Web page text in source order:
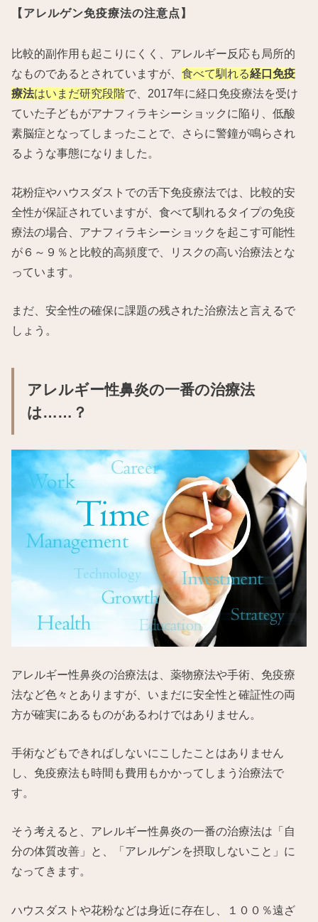
【アレルゲン免疫療法の注意点】
比較的副作用も起こりにくく、アレルギー反応も局所的
なものであるとされていますが、食べて馴れる経口免疫
療法はいまだ研究段階で、2017年に経口免疫療法を受け
ていた子どもがアナフィラキシーショックに陥り、低酸
素脳症となってしまったことで、さらに警鐘が鳴らされ
るような事態になりました。
花粉症やハウスダストでの舌下免疫療法では、比較的安
全性が保証されていますが、食べて馴れるタイプの免疫
療法の場合、アナフィラキシーショックを起こす可能性
が６～９％と比較的高頻度で、リスクの高い治療法とな
っています。
まだ、安全性の確保に課題の残された治療法と言えるで
しょう。
アレルギー性鼻炎の一番の治療法
は……？
アレルギー性鼻炎の治療法は、薬物療法や手術、免疫療
法など色々とありますが、いまだに安全性と確証性の両
方が確実にあるものがあるわけではありません。
手術などもできればしないにこしたことはありません
し、免疫療法も時間も費用もかかってしまう治療法で
す。
そう考えると、アレルギー性鼻炎の一番の治療法は「自
分の体質改善」と、「アレルゲンを摂取しないこと」に
なってきます。
ハウスダストや花粉などは身近に存在し、１００％遠ざ